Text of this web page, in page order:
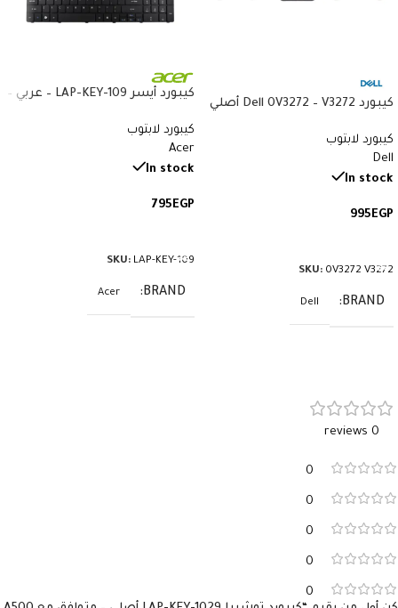
كيبورد Dell 0V3272 – V3272 أصلي
بالعربي والإنجليزي
كيبورد لابتوب
Dell
In stock
995EGP
SKU: 0V3272 V3272
BRAND
Dell
كيبورد أيسر LAP-KEY-109 – عربي –
و8935G
كيبورد لابتوب
Acer
In stock
795EGP
SKU: LAP-KEY-109
BRAND
Acer
0 reviews
0
0
0
0
0